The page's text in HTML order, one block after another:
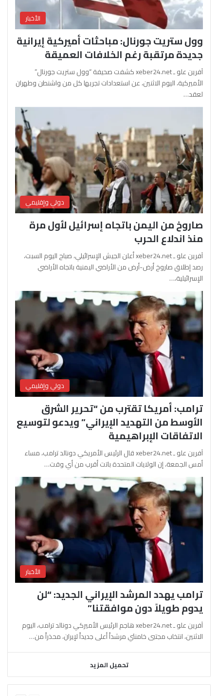
الأخبار
وول ستريت جورنال: مباحثات أميركية إيرانية
جديدة مرتقبة رغم الخلافات العميقة
آفرين علو ـ xeber24.net كشفت صحيفة “وول ستريت جورنال”
الأميركية، اليوم الاثنين، عن استعدادات تجريها كل من واشنطن وطهران
لعقد…
دولي وإقليمي
صاروخ من اليمن باتجاه إسرائيل لأول مرة
منذ اندلاع الحرب
آفرين علو ـ xeber24.net أعلن الجيش الإسرائيلي، صباح اليوم السبت،
رصد إطلاق صاروخ أرض-أرض من الأراضي اليمنية باتجاه الأراضي
الإسرائيلية،…
دولي وإقليمي
ترامب: أمريكا تقترب من “تحرير الشرق
الأوسط من التهديد الإيراني” ويدعو لتوسيع
الاتفاقات الإبراهيمية
آفرين علو ـ xeber24.net قال الرئيس الأمريكي دونالد ترامب، مساء
أمس الجمعة، إن الولايات المتحدة باتت أقرب من أي وقت…
الأخبار
ترامب يهدد المرشد الإيراني الجديد: “لن
يدوم طويلاً دون موافقتنا”
آفرين علو ـ xeber24.net هاجم الرئيس الأميركي دونالد ترامب، اليوم
الاثنين، انتخاب مجتبى خامنئي مرشداً أعلى جديداً لإيران، محذراً من…
تحميل المزيد